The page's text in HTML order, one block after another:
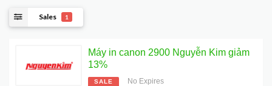
Sales 1
Máy in canon 2900 Nguyễn Kim giảm
13%
SALE No Expires